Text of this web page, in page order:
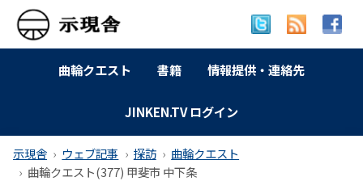
曲輪クエスト 書籍 情報提供・連絡先
JINKEN.TV ログイン
示現舎 ウェブ記事 探訪
曲輪クエスト
曲輪クエスト(377) 甲斐市 中下条